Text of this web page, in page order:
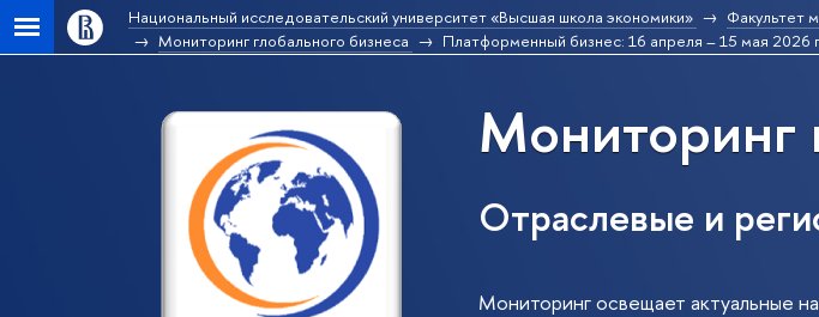
Национальный исследовательский университет «Высшая школа экономики» Факультет
Мониторинг глобального бизнеса
Платформенный бизнес: 16 апреля – 15 мая 2026 г.
Мониторинг
Отраслевые и
Мониторинг освещает актуальные